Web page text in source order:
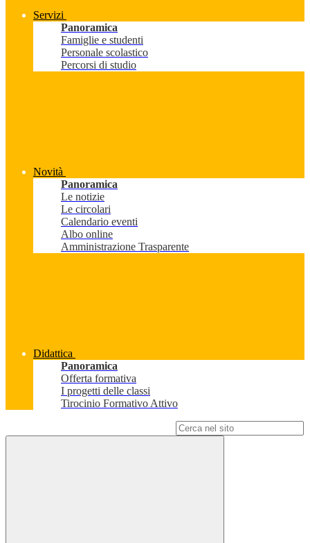
Servizi
Panoramica
Famiglie e studenti
Personale scolastico
Percorsi di studio
Novità
Panoramica
Le notizie
Le circolari
Calendario eventi
Albo online
Amministrazione Trasparente
Didattica
Panoramica
Offerta formativa
I progetti delle classi
Tirocinio Formativo Attivo